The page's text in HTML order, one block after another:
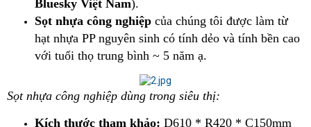
Bluesky Việt Nam).
Sọt nhựa công nghiệp của chúng tôi được làm từ
hạt nhựa PP nguyên sinh có tính dẻo và tính bền cao
với tuổi thọ trung bình ~ 5 năm ạ.
Sọt nhựa công nghiệp dùng trong siêu thị:
Kích thước tham khảo: D610 * R420 * C150mm